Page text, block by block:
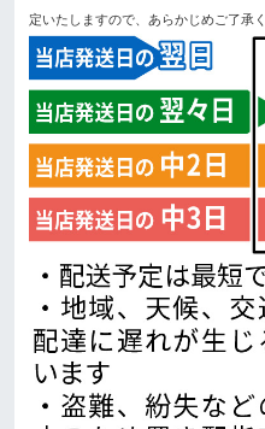
定いたしますので、あらかじめご了承く